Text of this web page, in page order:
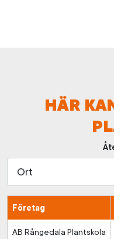
HÄR
Företag
AB Rångedala Plantskola